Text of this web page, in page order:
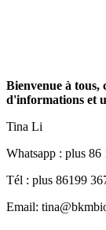
Bienvenue à tous,
d'informations et
Tina Li
Whatsapp : plus 86
Tél : plus 86199
Email: